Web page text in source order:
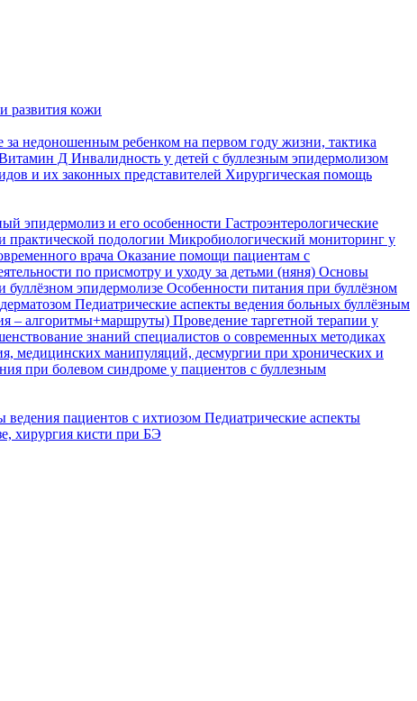
развития кожи
за недоношенным ребенком на первом году жизни, тактика
Д Инвалидность у детей с буллезным эпидермолизом
и их законных представителей Хирургическая помощь
эпидермолиз и его особенности Гастроэнтерологические
практической подологии Микробиологический мониторинг у
врача Оказание помощи пациентам с
по присмотру и уходу за детьми (няня) Основы
буллёзном эпидермолизе Особенности питания при буллёзном
Педиатрические аспекты ведения больных буллёзным
– алгоритмы+маршруты) Проведение таргетной терапии у
знаний специалистов о современных методиках
медицинских манипуляций, десмургии при хронических и
при болевом синдроме у пациентов с буллезным
ведения пациентов с ихтиозом Педиатрические аспекты
хирургия кисти при БЭ